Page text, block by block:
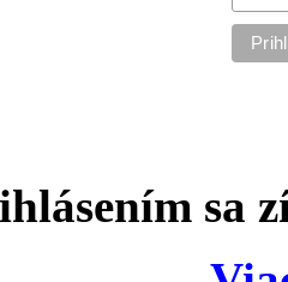
sa